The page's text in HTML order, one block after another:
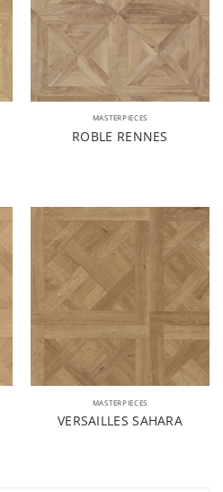
MASTERPIECES
ROBLE RENNES
MASTERPIECES
VERSAILLES SAHARA